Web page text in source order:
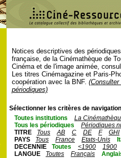
Notices descriptives des
française, de la Cinémathèque de
Cinéma et de l'image animée,
Les titres Cinémagazine et Paris-
coopération avec la BNF.
périodiques)
Sélectionner les critères de
Toutes institutions
La
Tous les périodiques
Périodiques
TITRE
Tous AB C DE F
GHI
PAYS
Tous France Etats-Unis
DECENNIE
Toutes <1900
1900
LANGUE
Toutes Français